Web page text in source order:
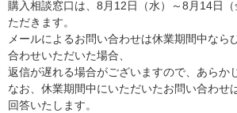
購入相談窓口は、8月12日（水）～8月14日
ただきます。
メールによるお問い合わせは休業期間中なら
合わせいただいた場合、
返信が遅れる場合がございますので、あらか
なお、休業期間中にいただいたお問い合わせ
回答いたします。